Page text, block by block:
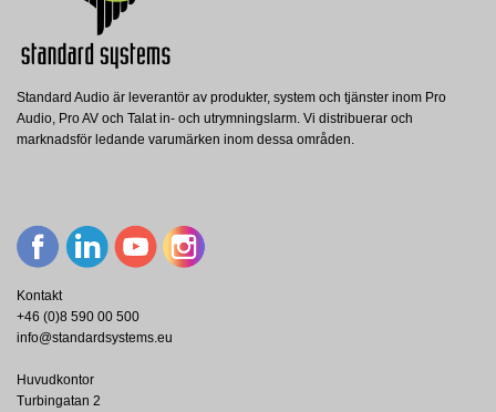
AVIO-A-2OUT-EB
Visa
Standard Audio är leverantör av produkter, system och tjänster inom Pro
Audio, Pro AV och Talat in- och utrymningslarm. Vi distribuerar och
marknadsför ledande varumärken inom dessa områden.
Kontakt
+46 (0)8 590 00 500
info@standardsystems.eu
Huvudkontor
Turbingatan 2